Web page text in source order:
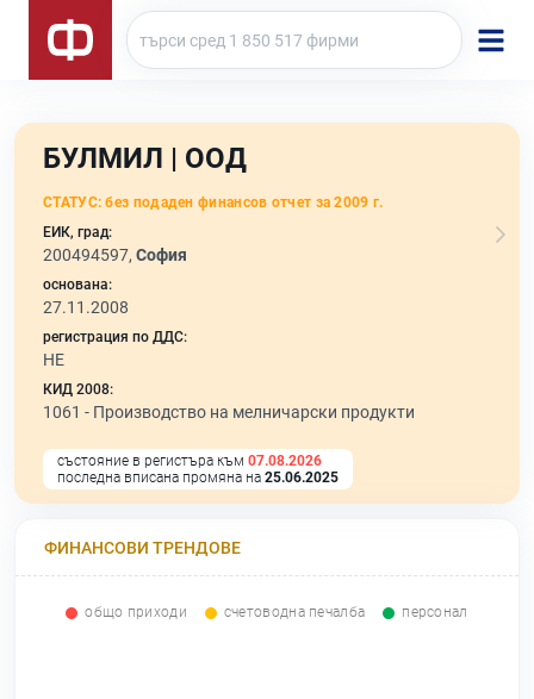
БУЛМИЛ | ООД
СТАТУС: без подаден финансов отчет за 2009 г.
ЕИК, град:
200494597, София
основана:
27.11.2008
регистрация по ДДС:
НЕ
КИД 2008:
1061 - Производство на мелничарски продукти
състояние в регистъра към 07.08.2026
последна вписана промяна на 25.06.2025
ФИНАНСОВИ ТРЕНДОВЕ
общо приходи счетоводна печалба персонал